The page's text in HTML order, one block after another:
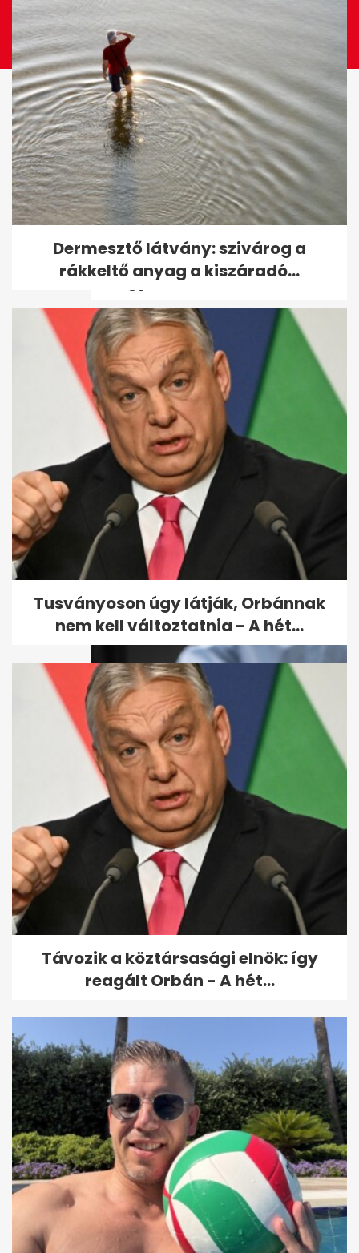
5 ikonikus filmjelenet, amit a
színészek utólag inkább
kihagytak...
Brandon Clarke halálának
okát nyilvánosságra hozta a
halottkém
Az UniCredit 3% alá viszi az
Otthon Start lakáshitel
kamatát
Dermesztő látvány: szivárog a
rákkeltő anyag a kiszáradó...
Tusványoson úgy látják, Orbánnak
nem kell változtatnia - A hét...
Távozik a köztársasági elnök: így
reagált Orbán - A hét...